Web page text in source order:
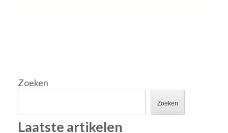
Zoeken
Zoeken
Laatste artikelen